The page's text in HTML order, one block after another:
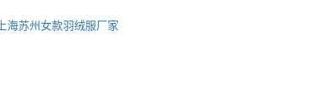
上海苏州女款羽绒服厂家